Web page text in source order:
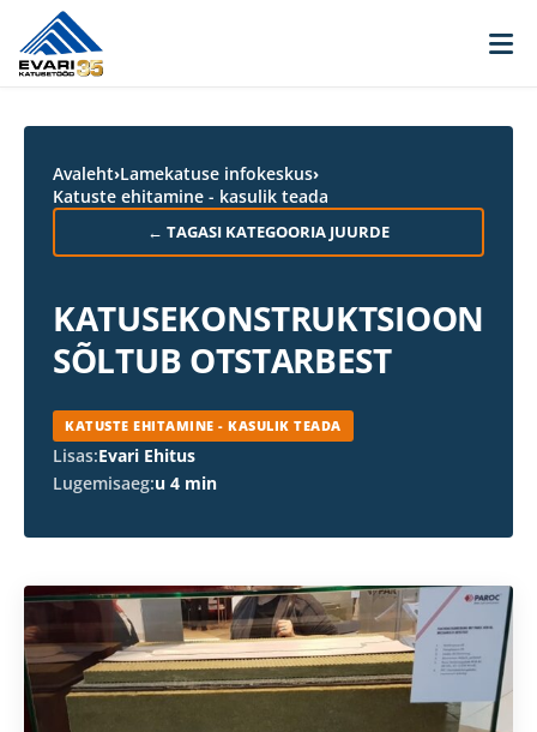
Skip to content
Avaleht›Lamekatuse infokeskus›
Katuste ehitamine - kasulik teada
← TAGASI KATEGOORIA JUURDE
KATUSEKONSTRUKTSIOON
SÕLTUB OTSTARBEST
KATUSTE EHITAMINE - KASULIK TEADA
Lisas:Evari Ehitus
Lugemisaeg:u 4 min